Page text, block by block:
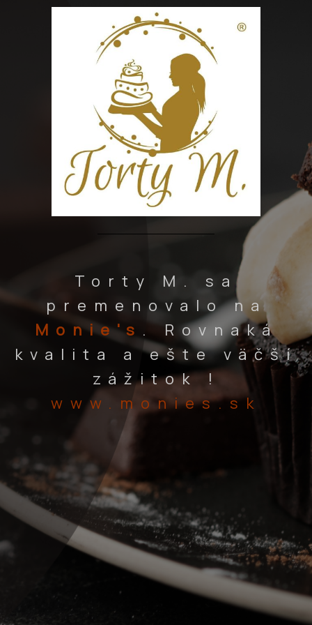
Torty M. sa
premenovalo na
Monie's . Rovnaká
kvalita a ešte väčší
zážitok !
www.monies.sk